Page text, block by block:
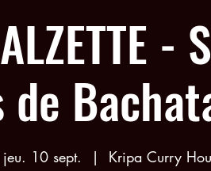
de
jeu. 10 sept.
  |
Kripa Curry